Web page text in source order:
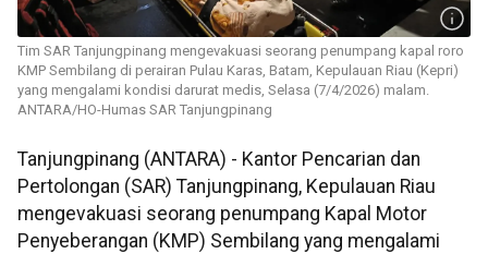
Tim SAR Tanjungpinang mengevakuasi seorang penumpang kapal roro
KMP Sembilang di perairan Pulau Karas, Batam, Kepulauan Riau (Kepri)
yang mengalami kondisi darurat medis, Selasa (7/4/2026) malam.
ANTARA/HO-Humas SAR Tanjungpinang
Tanjungpinang (ANTARA) - Kantor Pencarian dan
Pertolongan (SAR) Tanjungpinang, Kepulauan Riau
mengevakuasi seorang penumpang Kapal Motor
Penyeberangan (KMP) Sembilang yang mengalami